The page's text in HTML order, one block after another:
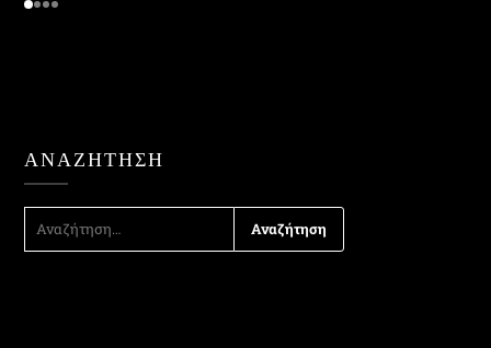
ΑΝΑΖΉΤΗΣΗ
ΑΝΑΖΉΤΗΣΗ
ΓΙΑ: